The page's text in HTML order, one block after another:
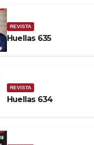
REVISTA
Huellas 635
REVISTA
Huellas 634